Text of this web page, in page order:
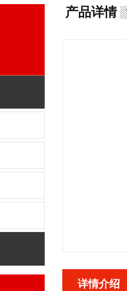
产品详情
详情介绍